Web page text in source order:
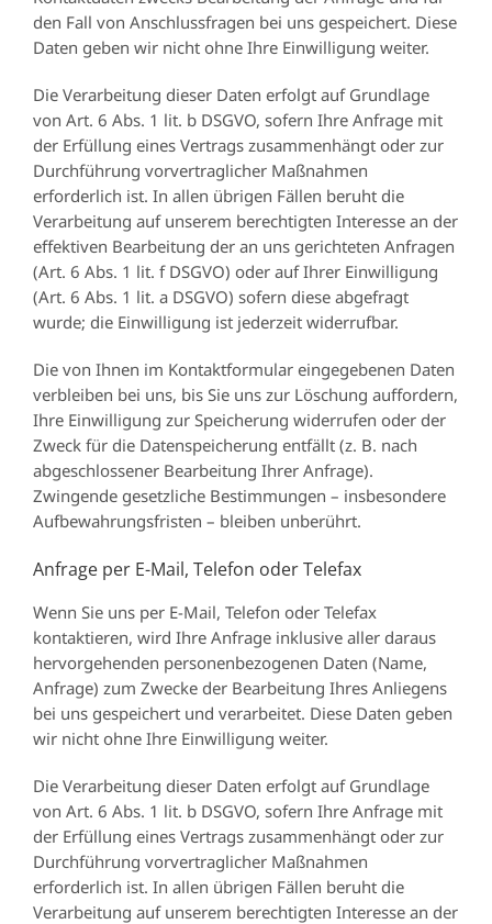
den Fall von Anschlussfragen bei uns gespeichert. Diese
Daten geben wir nicht ohne Ihre Einwilligung weiter.
Die Verarbeitung dieser Daten erfolgt auf Grundlage
von Art. 6 Abs. 1 lit. b DSGVO, sofern Ihre Anfrage mit
der Erfüllung eines Vertrags zusammenhängt oder zur
Durchführung vorvertraglicher Maßnahmen
erforderlich ist. In allen übrigen Fällen beruht die
Verarbeitung auf unserem berechtigten Interesse an der
effektiven Bearbeitung der an uns gerichteten Anfragen
(Art. 6 Abs. 1 lit. f DSGVO) oder auf Ihrer Einwilligung
(Art. 6 Abs. 1 lit. a DSGVO) sofern diese abgefragt
wurde; die Einwilligung ist jederzeit widerrufbar.
Die von Ihnen im Kontaktformular eingegebenen Daten
verbleiben bei uns, bis Sie uns zur Löschung auffordern,
Ihre Einwilligung zur Speicherung widerrufen oder der
Zweck für die Datenspeicherung entfällt (z. B. nach
abgeschlossener Bearbeitung Ihrer Anfrage).
Zwingende gesetzliche Bestimmungen – insbesondere
Aufbewahrungsfristen – bleiben unberührt.
Anfrage per E-Mail, Telefon oder Telefax
Wenn Sie uns per E-Mail, Telefon oder Telefax
kontaktieren, wird Ihre Anfrage inklusive aller daraus
hervorgehenden personenbezogenen Daten (Name,
Anfrage) zum Zwecke der Bearbeitung Ihres Anliegens
bei uns gespeichert und verarbeitet. Diese Daten geben
wir nicht ohne Ihre Einwilligung weiter.
Die Verarbeitung dieser Daten erfolgt auf Grundlage
von Art. 6 Abs. 1 lit. b DSGVO, sofern Ihre Anfrage mit
der Erfüllung eines Vertrags zusammenhängt oder zur
Durchführung vorvertraglicher Maßnahmen
erforderlich ist. In allen übrigen Fällen beruht die
Verarbeitung auf unserem berechtigten Interesse an der